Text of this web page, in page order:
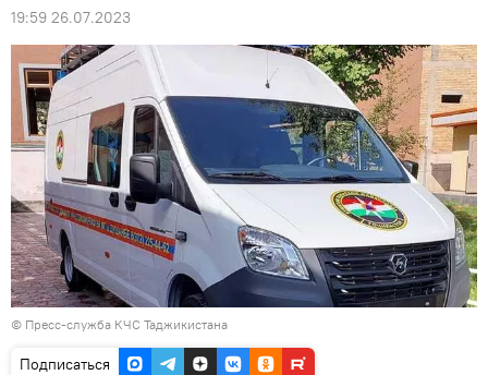
19:59 26.07.2023
© Пресс-служба КЧС Таджикистана
Подписаться